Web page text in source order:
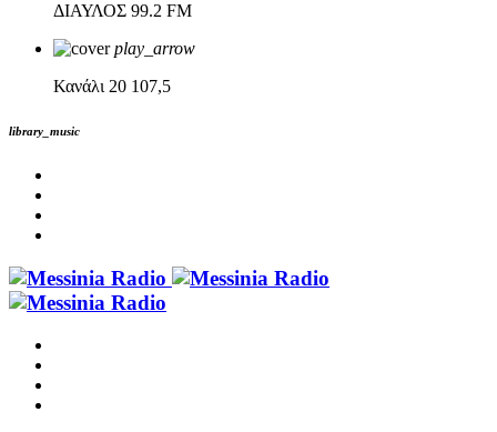
ΔΙΑΥΛΟΣ 99.2 FM
play_arrow
Κανάλι 20 107,5
library_music